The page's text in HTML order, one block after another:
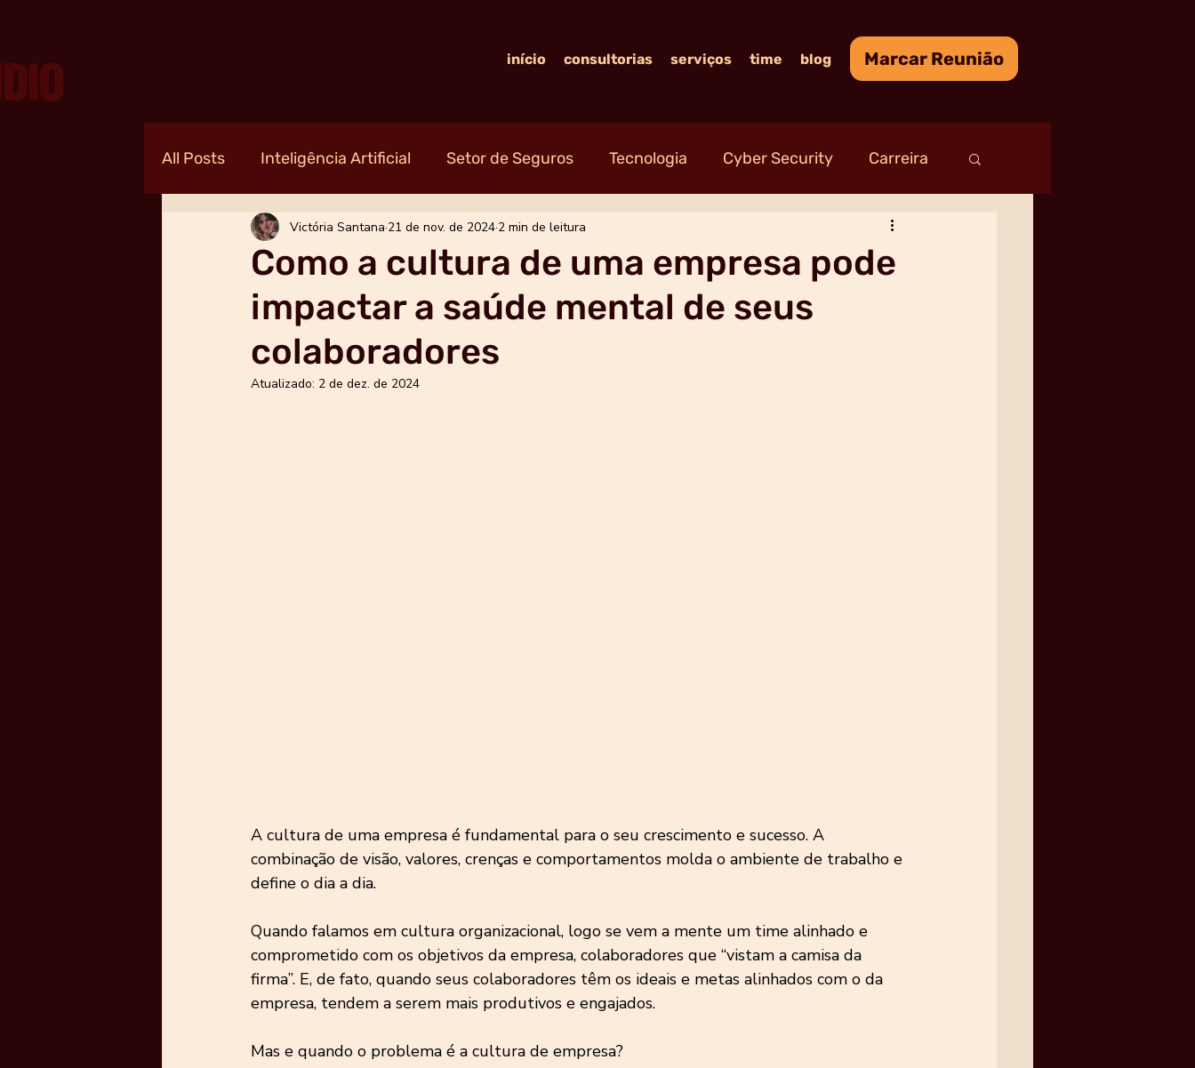
início consultorias serviços time blog Marcar Reunião
All Posts Inteligência Artificial Setor de Seguros Tecnologia Cyber Security Carreira
Como a cultura de uma empresa pode
impactar a saúde mental de seus
colaboradores
Victória Santana 21 de nov. de 2024 2 min de leitura
Atualizado: 2 de dez. de 2024
A cultura de uma empresa é fundamental para o seu crescimento e sucesso. A
combinação de visão, valores, crenças e comportamentos molda o ambiente de trabalho e
define o dia a dia.
Quando falamos em cultura organizacional, logo se vem a mente um time alinhado e
comprometido com os objetivos da empresa, colaboradores que “vistam a camisa da
firma”. E, de fato, quando seus colaboradores têm os ideais e metas alinhados com o da
empresa, tendem a serem mais produtivos e engajados.
Mas e quando o problema é a cultura de empresa?